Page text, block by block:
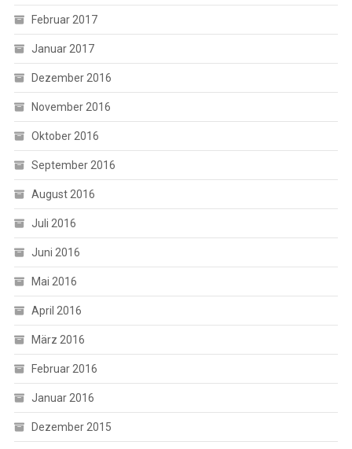
Februar 2017
Januar 2017
Dezember 2016
November 2016
Oktober 2016
September 2016
August 2016
Juli 2016
Juni 2016
Mai 2016
April 2016
März 2016
Februar 2016
Januar 2016
Dezember 2015